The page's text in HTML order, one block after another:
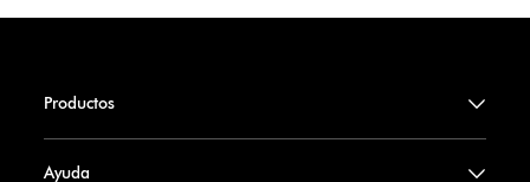
Productos
Ayuda